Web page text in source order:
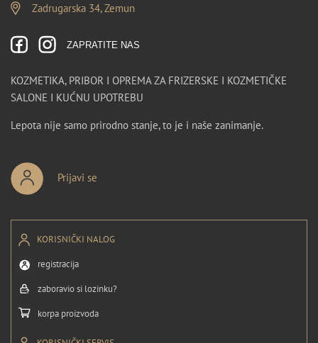
Zadrugarska 34, Zemun
ZAPRATITE NAS
KOZMETIKA, PRIBOR I OPREMA ZA FRIZERSKE I KOZMETIČKE
SALONE I KUĆNU UPOTREBU
Lepota nije samo prirodno stanje, to je i naše zanimanje.
Prijavi se
KORISNIČKI NALOG
registracija
zaboravio si lozinku?
korpa proizvoda